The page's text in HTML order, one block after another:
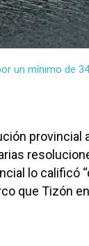
un mínimo de
provincial
lo calificó
que Tizón